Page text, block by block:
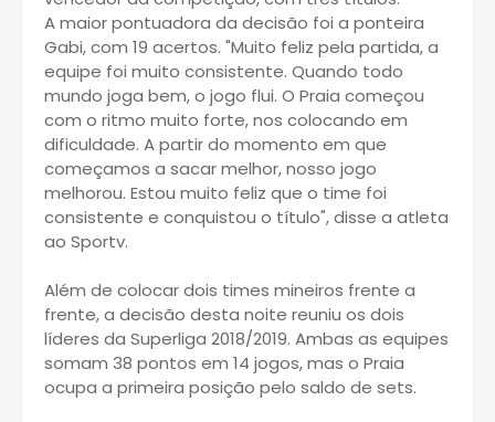
A maior pontuadora da decisão foi a ponteira
Gabi, com 19 acertos. "Muito feliz pela partida, a
equipe foi muito consistente. Quando todo
mundo joga bem, o jogo flui. O Praia começou
com o ritmo muito forte, nos colocando em
dificuldade. A partir do momento em que
começamos a sacar melhor, nosso jogo
melhorou. Estou muito feliz que o time foi
consistente e conquistou o título", disse a atleta
ao Sportv.
Além de colocar dois times mineiros frente a
frente, a decisão desta noite reuniu os dois
líderes da Superliga 2018/2019. Ambas as equipes
somam 38 pontos em 14 jogos, mas o Praia
ocupa a primeira posição pelo saldo de sets.